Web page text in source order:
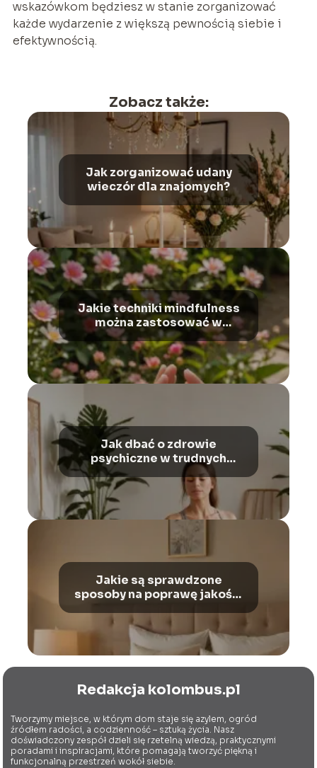
wskazówkom będziesz w stanie zorganizować
każde wydarzenie z większą pewnością siebie i
efektywnością.
Zobacz także:
Jak zorganizować udany
wieczór dla znajomych?
Jakie techniki mindfulness
można zastosować w
codziennym życiu?
Jak dbać o zdrowie
psychiczne w trudnych
czasach?
Jakie są sprawdzone
sposoby na poprawę jakości
Redakcja kolombus.pl
Tworzymy miejsce, w którym dom staje się azylem, ogród
źródłem radości, a codzienność – sztuką życia. Nasz
doświadczony zespół dzieli się rzetelną wiedzą, praktycznymi
poradami i inspiracjami, które pomagają tworzyć piękną i
funkcjonalną przestrzeń wokół siebie.